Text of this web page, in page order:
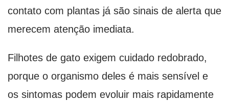
contato com plantas já são sinais de alerta que
merecem atenção imediata.
Filhotes de gato exigem cuidado redobrado,
porque o organismo deles é mais sensível e
os sintomas podem evoluir mais rapidamente